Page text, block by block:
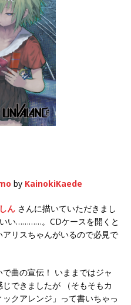
by KainokiKaede
ん さんに描いていただきまし
い…………。CDケースを開くと
リスちゃんがいるので必見で
曲の宣伝！ いままではジャ
できましたが （そもそもカ
クアレンジ」って書いちゃっ